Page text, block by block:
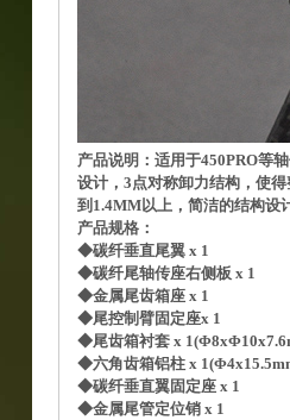
产品说明：适用于450PRO等
设计，3点对称卸力结构，使
到1.4MM以上，简洁的结构设
产品规格：
◆碳纤垂直尾翼 x 1
◆碳纤尾轴传座右侧板 x 1
◆金属尾齿箱座 x 1
◆尾控制臂固定座x 1
◆尾齿箱衬套 x
◆六角齿箱铝柱 x
◆碳纤垂直翼固定座 x 1
◆金属尾管定位销 x 1